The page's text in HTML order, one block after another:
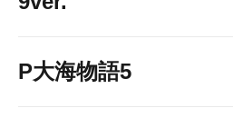
P大海物語5